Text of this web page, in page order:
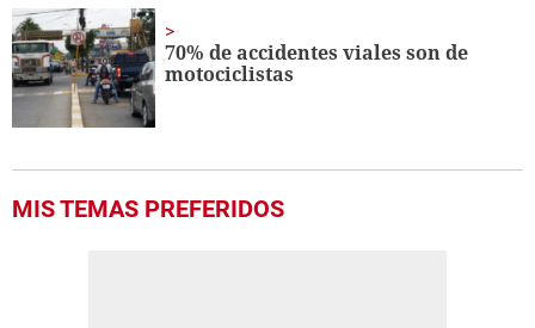
70% de accidentes viales son de
motociclistas
MIS TEMAS PREFERIDOS